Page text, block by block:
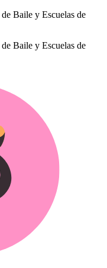
Baile y Escuelas de
Baile y Escuelas de